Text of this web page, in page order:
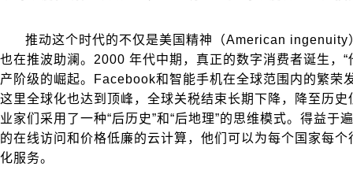
推动这个时代的不仅是美国精神（American ingenuity
也在推波助澜。2000 年代中期，真正的数字消费者诞生，“
产阶级的崛起。Facebook和智能手机在全球范围内的繁荣
这里全球化也达到顶峰，全球关税结束长期下降，降至历
业家们采用了一种“后历史”和“后地理”的思维模式。得益于
的在线访问和价格低廉的云计算，他们可以为每个国家每
化服务。